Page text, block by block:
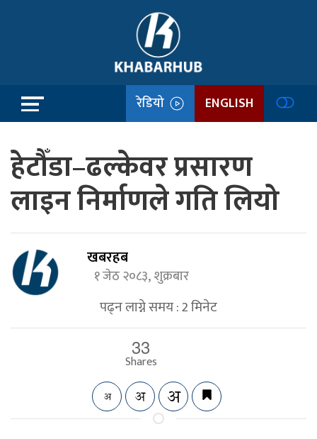
रेडियो ENGLISH
हेटौँडा–ढल्केवर प्रसारण
लाइन निर्माणले गति लियो
खबरहब
१ जेठ २०८३, शुक्रबार
पढ्न लाग्ने समय :2मिनेट
33
Shares